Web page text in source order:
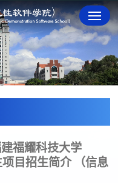
福耀科技大学
目招生简介 （信息